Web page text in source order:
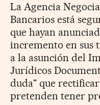
La Agencia
Bancarios está
que hayan
incremento en sus
a la asunción del
Jurídicos
duda" que
pretenden tener